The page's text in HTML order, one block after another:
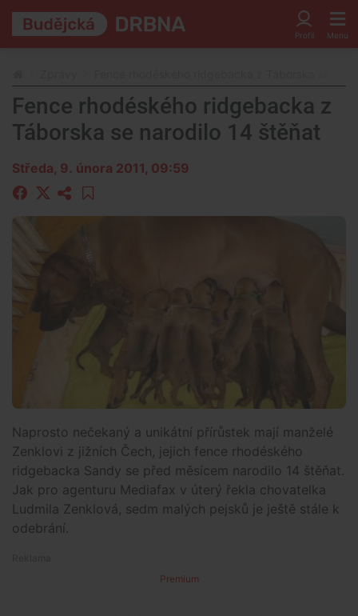
Fence rhodéského ridgebacka z
Táborska se narodilo 14 štěňat
Středa, 9. února 2011, 09:59
Naprosto nečekaný a unikátní přírůstek mají manželé
Zenklovi z jižních Čech, jejich fence rhodéského
ridgebacka Sandy se před měsícem narodilo 14 štěňat.
Jak pro agenturu Mediafax v úterý řekla chovatelka
Ludmila Zenklová, sedm malých pejsků je ještě stále k
odebrání.
Premium